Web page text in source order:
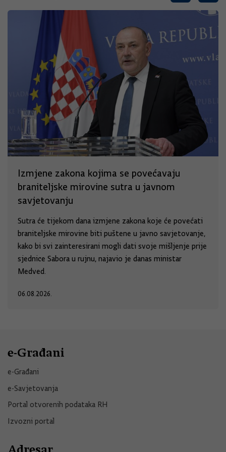
Izmjene zakona kojima se povećavaju
braniteljske mirovine sutra u javnom
savjetovanju
Sutra će tijekom dana izmjene zakona koje će povećati
braniteljske mirovine biti puštene u javno savjetovanje,
kako bi svi zainteresirani mogli dati svoje mišljenje prije
sjednice Sabora u rujnu, najavio je danas ministar
Medved.
06.08.2026.
e-Građani
e-Građani
e-Savjetovanja
Portal otvorenih podataka RH
Izvozni portal